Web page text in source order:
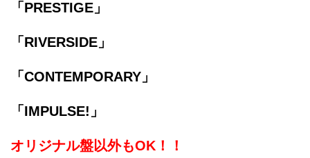
「PRESTIGE」
「RIVERSIDE」
「CONTEMPORARY」
「IMPULSE!」
オリジナル盤以外もOK！！